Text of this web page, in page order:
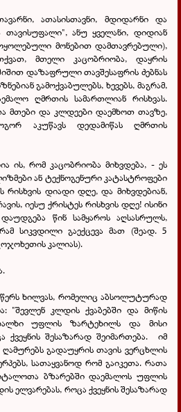
ათასისთავნი, მდიდარნი და
ანუ ყველანი, დიდიან
მონებით დამთავრებული),
მთელი კაცობრიობა, დაყრის
დაზაფრული თავშესაფრის ძებნას
გამოქვაბულებს, ხევებს, მაგრამ,
ღმრთის სამართლიან რისხვას.
მთები და კლდეები დაემხოთ თავზე,
აკუწავს დედამიწას ღმრთის
ის, რომ კაცობრიობა მიხვდება, - ეს
ან ტექნოგენური კატასტროფები
რისხვის დიადი დღე, და მიხვდებიან,
იესუ ქრისტეს რისხვის დღე! ისინი
წინ სამყაროს აღსასრულს,
სიკვდილი გაექცევა მათ (შეად. 5
კალიას).
ხილვას, რომელიც აბსოლუტურად
"შევლენ კლდის ქვაბებში და მიწის
უფლის ზარტეხილს და მისი
შესაზარად შეიმართება.
იმ
გადაუყრის თავის ვერცხლის
სათაყვანოდ რომ გაიკეთა. რათა
ბზარებში დაემალოს უფლის
ელვარებას, როცა ქვეყნის შესაზარად